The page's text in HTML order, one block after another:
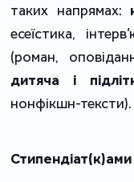
таких напрямах:
есеїстика,
дитяча і
нонфікшн-тексти).
Стипендіат(к)ами